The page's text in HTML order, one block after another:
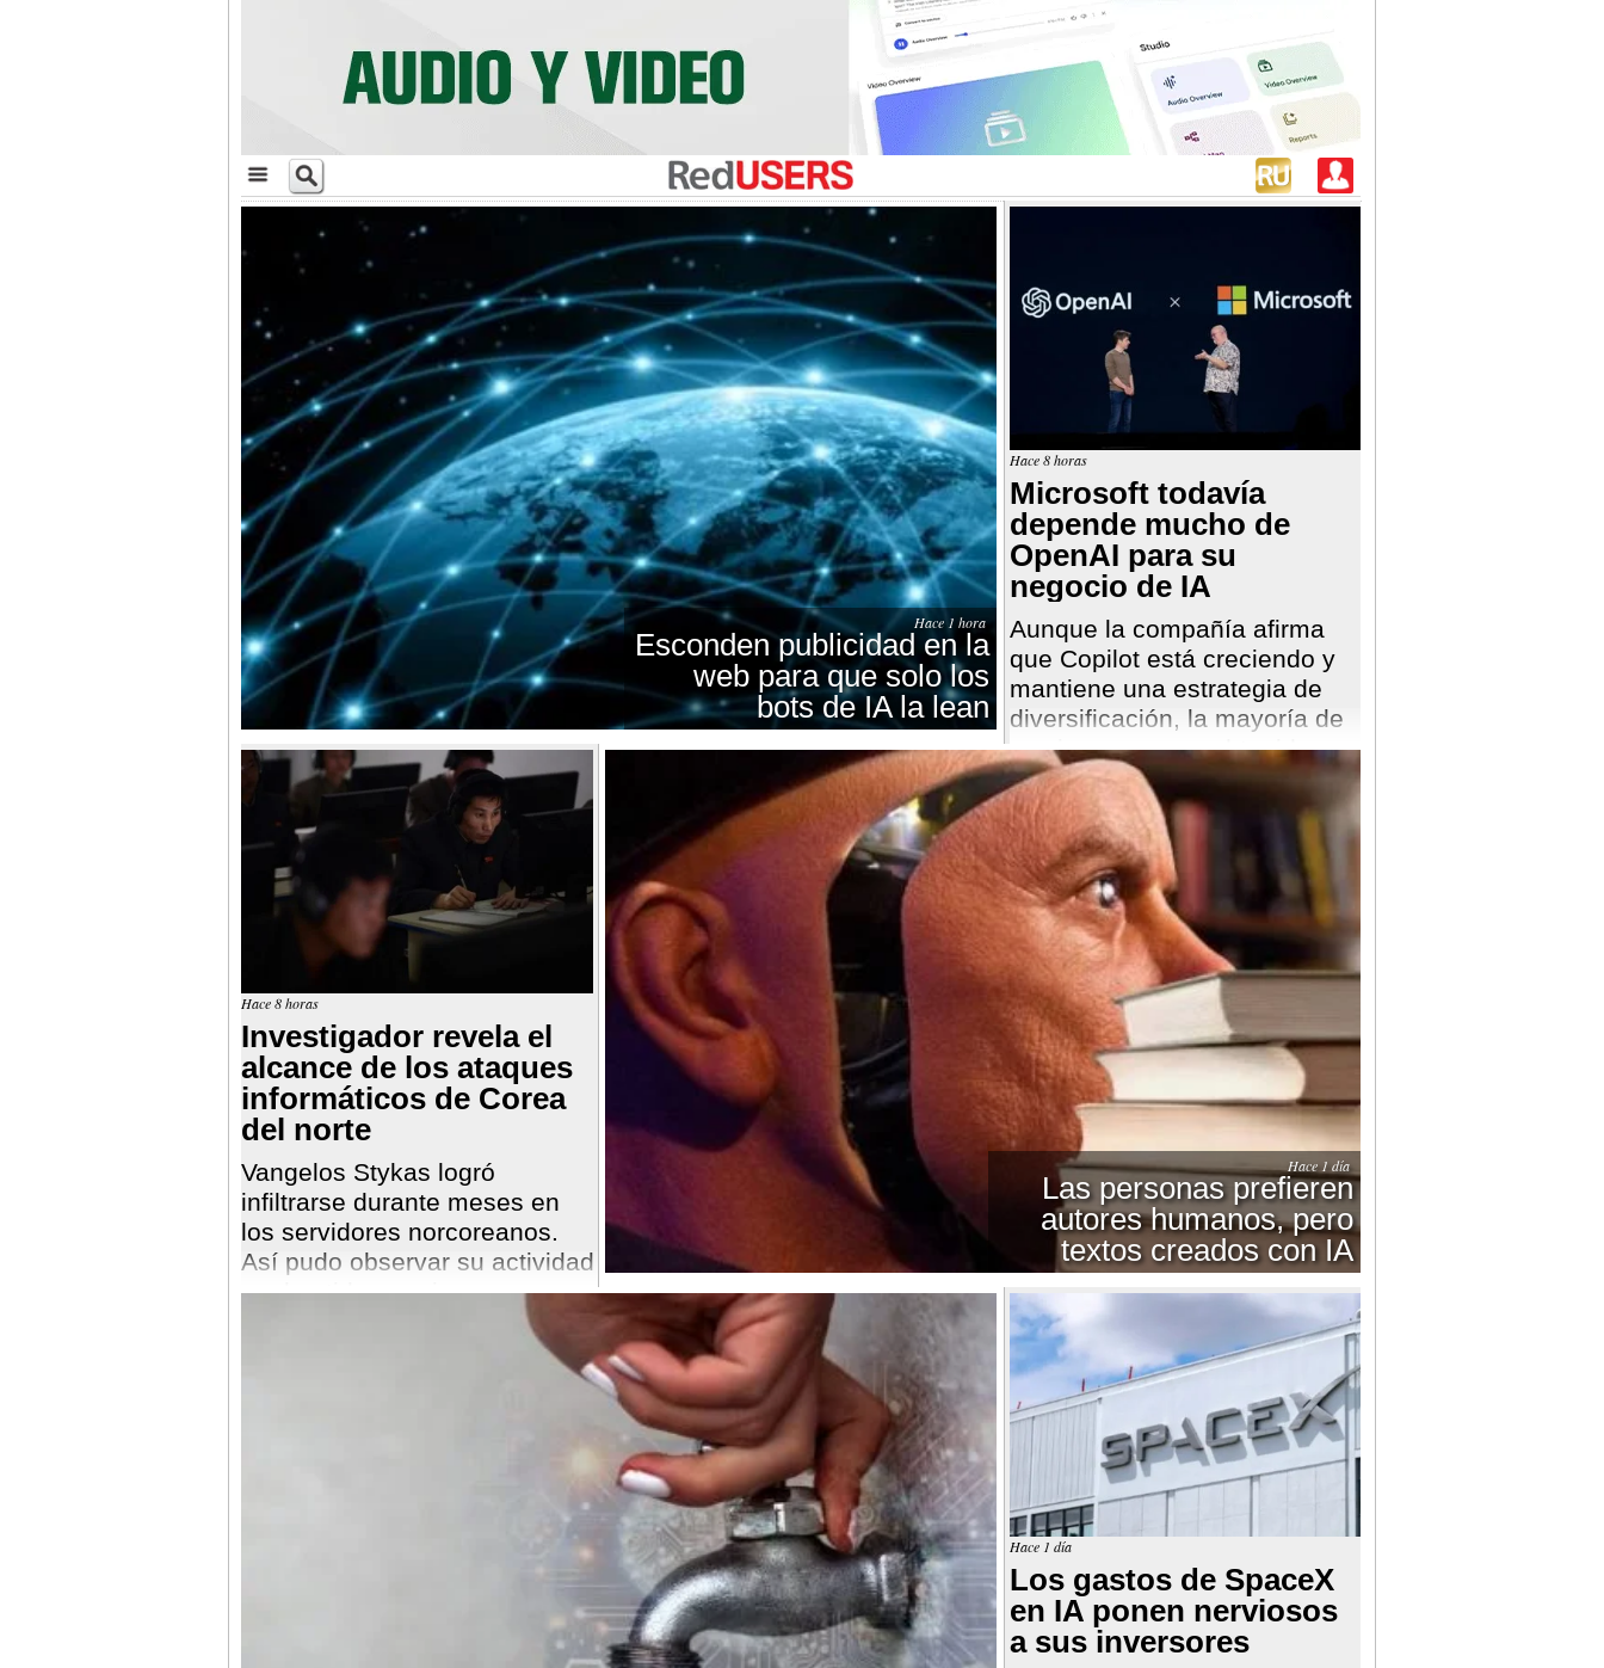
Hace 1 hora
Esconden publicidad en la
web para que solo los
bots de IA la lean
Hace 8 horas
Microsoft todavía
depende mucho de
OpenAI para su
negocio de IA
Aunque la compañía afirma
que Copilot está creciendo y
mantiene una estrategia de
diversificación, la mayoría de
sus ingresos son obtenidos
como proveedora de la
empresa detrás de ChatGPT.
Hace 8 horas
Investigador revela el
alcance de los ataques
informáticos de Corea
del norte
Vangelos Stykas logró
infiltrarse durante meses en
los servidores norcoreanos.
Así pudo observar su actividad
y advertirle a varias empresas
Algunos de los operarios se
habían infectado con su propio
Hace 1 día
Las personas prefieren
autores humanos, pero
textos creados con IA
Hace 1 día
Los gastos de SpaceX
en IA ponen nerviosos
a sus inversores